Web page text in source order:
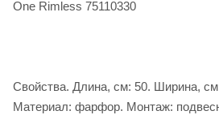
One Rimless 75110330
Свойства. Длина, см: 50. Ширина,
Материал: фарфор. Монтаж: